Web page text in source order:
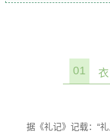
01
据《礼记》记载：“礼